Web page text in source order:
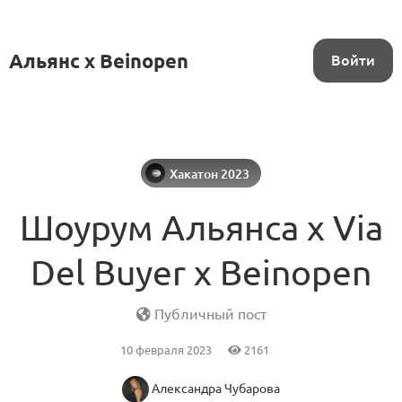
Альянс x Beinopen Войти
Хакатон 2023
Шоурум Альянса х Via
Del Buyer x Beinopen
Публичный пост
10 февраля 2023 2161
Александра Чубарова